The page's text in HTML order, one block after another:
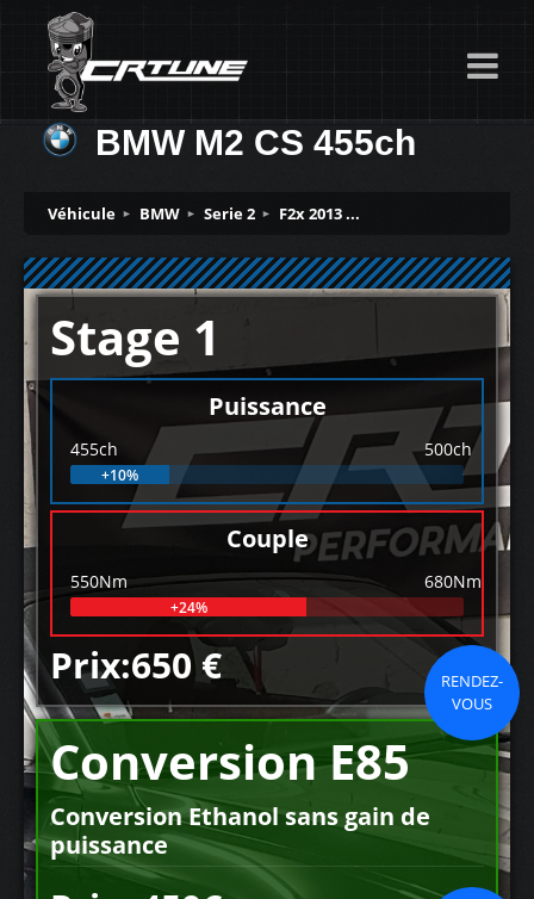
BMW M2 CS 455ch
Véhicule BMW Serie 2 F2x 2013 ...
Stage 1
Puissance
455ch 500ch
+10%
Couple
550Nm 680Nm
+24%
Prix:650 €
RENDEZ-
VOUS
Conversion E85
Conversion Ethanol sans gain de
puissance